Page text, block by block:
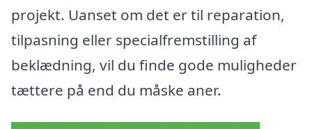
projekt. Uanset om det er til reparation,
tilpasning eller specialfremstilling af
beklædning, vil du finde gode muligheder
tættere på end du måske aner.